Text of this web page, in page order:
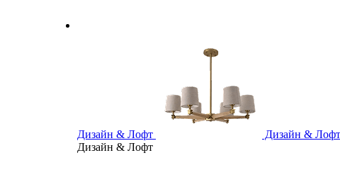
Дизайн & Лофт
Дизайн & Лофт
Дизайн & Лофт